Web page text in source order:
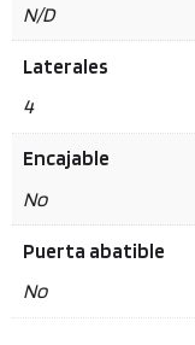
N/D
Laterales
4
Encajable
No
Puerta abatible
No